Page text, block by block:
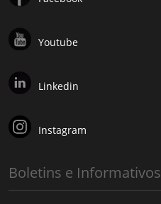
Youtube
Linkedin
Instagram
Boletins e Informativos